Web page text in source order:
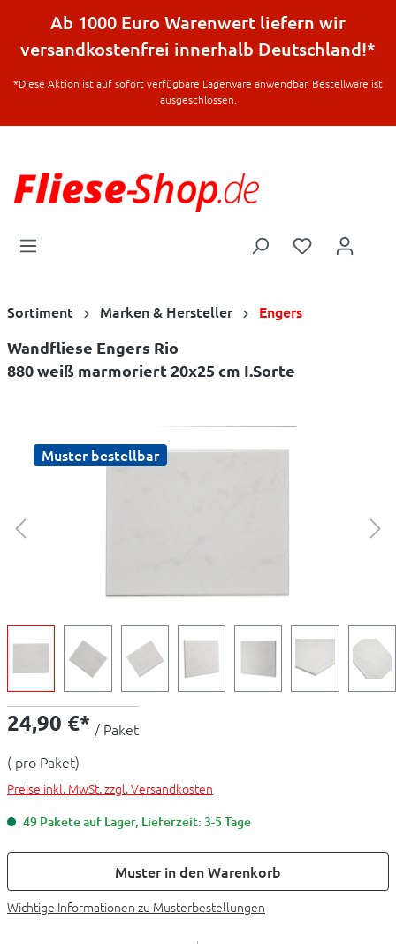
springen
Ab 1000 Euro Warenwert liefern wir
versandkostenfrei innerhalb Deutschland!*
*Diese Aktion ist auf sofort verfügbare Lagerware anwendbar. Bestellware ist
ausgeschlossen.
Sortiment Marken & Hersteller Engers
Wandfliese Engers Rio
880 weiß marmoriert 20x25 cm I.Sorte
Muster bestellbar
24,90 €* / Paket
( pro Paket)
Preise inkl. MwSt. zzgl. Versandkosten
49 Pakete auf Lager, Lieferzeit: 3-5 Tage
Muster in den Warenkorb
Wichtige Informationen zu Musterbestellungen